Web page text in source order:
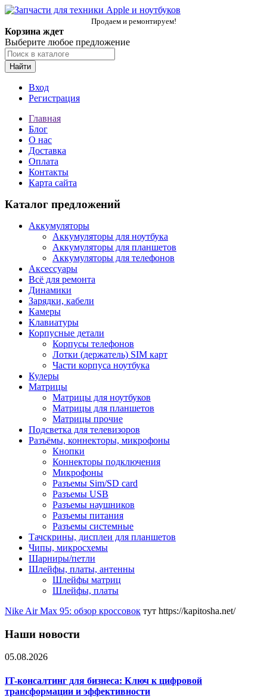
Продаем и ремонтируем!
Корзина ждет
Выберите любое предложение
Найти
Вход
Регистрация
Главная
Блог
О нас
Доставка
Оплата
Контакты
Карта сайта
Каталог предложений
Аккумуляторы
Аккумуляторы для ноутбука
Аккумуляторы для планшетов
Аккумуляторы для телефонов
Аксессуары
Всё для ремонта
Динамики
Зарядки, кабели
Камеры
Клавиатуры
Корпусные детали
Корпусы телефонов
Лотки (держатель) SIM карт
Части корпуса ноутбука
Кулеры
Матрицы
Матрицы для ноутбуков
Матрицы для планшетов
Матрицы прочие
Подсветка для телевизоров
Разъёмы, коннекторы, микрофоны
Кнопки
Коннекторы подключения
Микрофоны
Разъемы Sim/SD card
Разъемы USB
Разъемы наушников
Разъемы питания
Разъемы системные
Тачскрины, дисплеи для планшетов
Чипы, микросхемы
Шарниры/петли
Шлейфы, платы, антенны
Шлейфы матриц
Шлейфы, платы
Nike Air Max 95: обзор кроссовок тут https://kapitosha.net/
Наши новости
05.08.2026
IT-консалтинг для бизнеса: Ключ к цифровой
трансформации и эффективности